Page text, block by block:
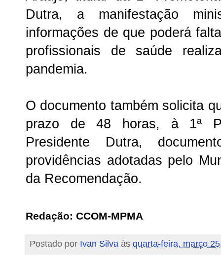
Dutra, a manifestação
informações de que poderá
profissionais de saúde
pandemia.
O documento também solicita
prazo de 48 horas, à 1ª
Presidente Dutra,
providências adotadas pelo
da Recomendação.
Redação: CCOM-MPMA
Postado por Ivan Silva às quarta-feira, março